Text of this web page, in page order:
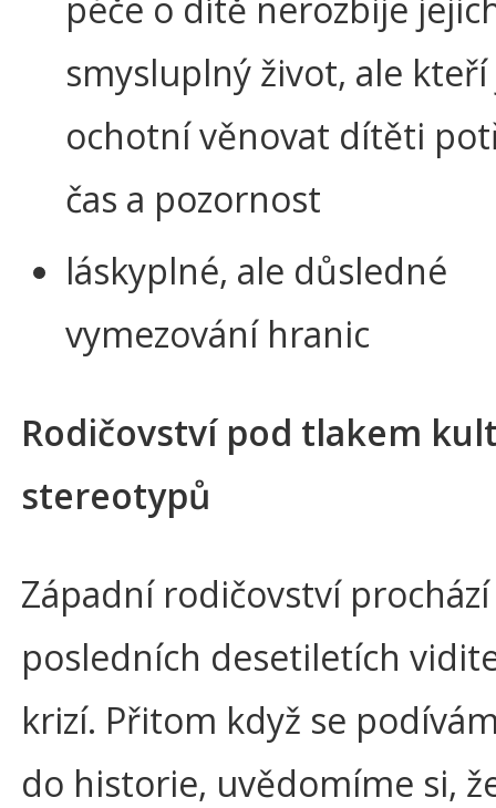
smysluplný život, ale
ochotní věnovat dítěti
čas a pozornost
láskyplné, ale důsledné
vymezování hranic
Rodičovství pod tlakem
stereotypů
Západní rodičovství
posledních desetiletích
krizí. Přitom když se
do historie, uvědomíme si,